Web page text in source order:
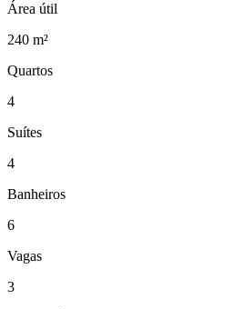
Área útil
240 m²
Quartos
4
Suítes
4
Banheiros
6
Vagas
3